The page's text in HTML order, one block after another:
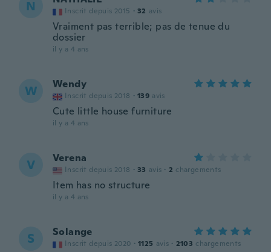
N Inscrit depuis 2015 · 32 avis
Vraiment pas terrible; pas de tenue du
dossier
il y a 4 ans
W Wendy
Inscrit depuis 2018 · 139 avis
Cute little house furniture
il y a 4 ans
V Verena
Inscrit depuis 2018 · 33 avis · 2 chargements
Item has no structure
il y a 4 ans
S Solange
Inscrit depuis 2020 · 1125 avis · 2103 chargements